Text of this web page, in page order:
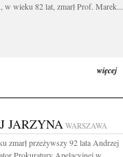
w wieku 82 lat, zmarł Prof. Marek...
więcej
JARZYNAWARSZAWA
zmarł przeżywszy 92 lata Andrzej